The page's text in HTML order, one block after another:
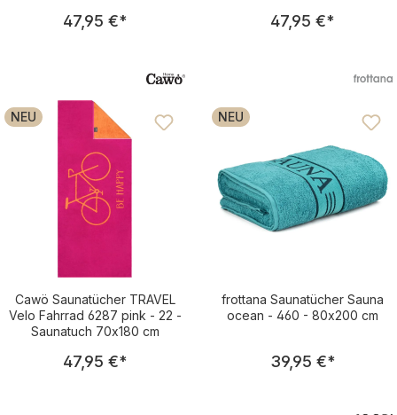
Regulärer Preis:
47,95 €* Regulärer
47,95 €*
NEU
Cawö Saunatücher TRAVEL
Velo Fahrrad 6287 pink - 22 -
Saunatuch 70x180 cm
Regulärer Preis:
47,95 €*
NEU
frottana Saunatücher Sauna
ocean - 460 - 80x200 cm
Regulärer
39,95 €*